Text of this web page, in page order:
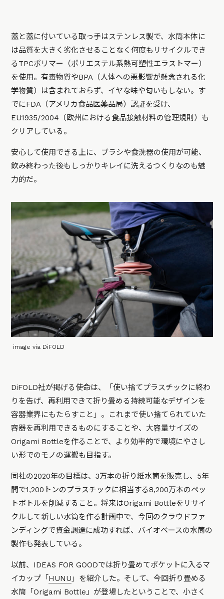
蓋と蓋に付いている取っ手はステンレス製で、水筒本体に
は品質を大きく劣化させることなく何度もリサイクルでき
るTPCポリマー（ポリエステル系熱可塑性エラストマー）
を使用。有毒物質やBPA（人体への悪影響が懸念される化
学物質）は含まれておらず、イヤな味や匂いもしない。す
でにFDA（アメリカ食品医薬品局）認証を受け、
EU1935/2004（欧州における食品接触材料の管理規則）も
クリアしている。
安心して使用できる上に、ブラシや食洗器の使用が可能、
飲み終わった後もしっかりキレイに洗えるつくりなのも魅
力的だ。
image via DiFOLD
DiFOLD社が掲げる使命は、「使い捨てプラスチックに終わ
りを告げ、再利用できて折り畳める持続可能なデザインを
容器業界にもたらすこと」。これまで使い捨てられていた
容器を再利用できるものにすることや、大容量サイズの
Origami Bottleを作ることで、より効率的で環境にやさし
い形でのモノの運搬も目指す。
同社の2020年の目標は、3万本の折り紙水筒を販売し、5年
間で1,200トンのプラスチックに相当する8,200万本のペッ
トボトルを削減すること。将来はOrigami Bottleをリサイ
クルして新しい水筒を作る計画中で、今回のクラウドファ
ンディングで資金調達に成功すれば、バイオベースの水筒の
製作も発表している。
以前、IDEAS FOR GOODでは折り畳めてポケットに入るマ
イカップ「 HUNU 」を紹介した。そして、今回折り畳める
水筒「Origami Bottle」が登場したということで、小さく